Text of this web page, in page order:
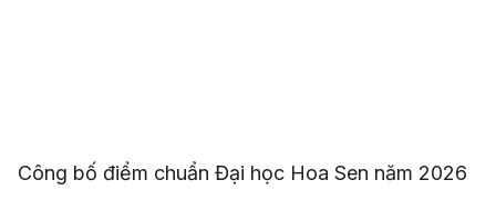
Công bố điểm chuẩn Đại học Hoa Sen năm 2026